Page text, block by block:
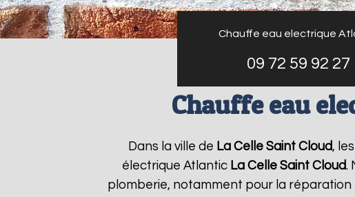
Chauffe eau electrique
09 72 59 92 27
Chauffe eau
Dans la ville de La Celle Saint Cloud,
électrique Atlantic La Celle Saint Cloud.
plomberie, notamment pour la